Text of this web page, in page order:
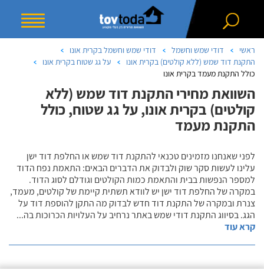
ראשי דודי שמש וחשמל
דודי שמש וחשמל בקרית אונו
התקנת דוד שמש (ללא קולטים) בקרית אונו
על גג שטוח בקרית אונו
כולל התקנת מעמד בקרית אונו
השוואת מחירי התקנת דוד שמש (ללא
קולטים) בקרית אונו, על גג שטוח, כולל
התקנת מעמד
לפני שאנחנו מזמינים טכנאי להתקנת דוד שמש או החלפת דוד ישן
עלינו לעשות סקר שוק ולבדוק את הדברים הבאים: התאמת נפח הדוד
למספר הנפשות בבית והתאמת כמות הקולטים וגודלם לסוג הדוד.
במקרה של החלפת דוד ישן יש לוודא תשתית קיימת של קולטים, מעמד,
צנרת ובמקרה של התקנת דוד חדש לבדוק מה התקן להוספת דוד על
הגג. בסיווג התקנת דודי שמש באתר נרחיב על העלויות הכרוכות בה...
קרא עוד